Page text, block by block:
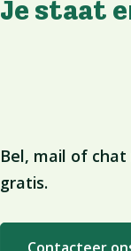
Je staat
Bel, mail of
gratis.